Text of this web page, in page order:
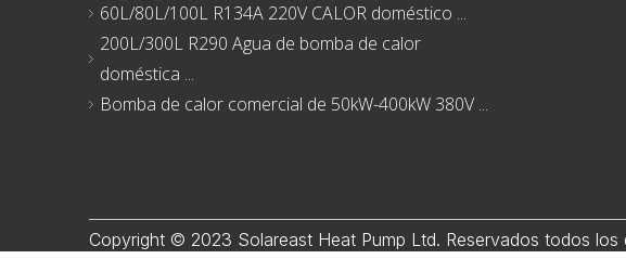
60L/80L/100L R134A 220V CALOR doméstico ...
200L/300L R290 Agua de bomba de calor
doméstica ...
Bomba de calor comercial de 50kW-400kW 380V ...
Copyright © 2023 Solareast Heat Pump Ltd. Reservados todos los